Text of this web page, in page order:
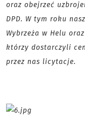
oraz obejrzeć
DPD. W tym roku
Wybrzeża w Helu
którzy dostarczyli
przez nas licytacje.